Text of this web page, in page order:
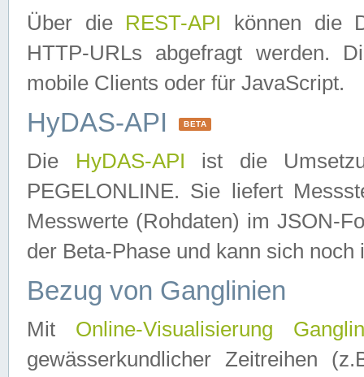
Über die REST-API können die
HTTP-URLs abgefragt werden.
mobile Clients oder für JavaScript.
HyDAS-API BETA
Die HyDAS-API ist die
PEGELONLINE. Sie liefert
Messwerte (Rohdaten) im JSON-
der Beta-Phase und kann sich noch
Bezug von Ganglinien
Mit Online-Visualisierung
gewässerkundlicher Zeitreihen